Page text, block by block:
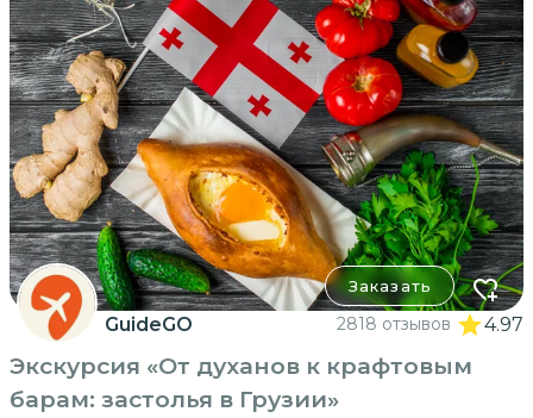
Заказать
GuideGO 2818 отзывов 4.97
Экскурсия «От духанов к крафтовым
барам: застолья в Грузии»